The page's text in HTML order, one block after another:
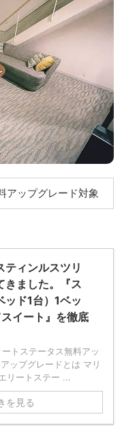
アップグレード対象
ティンルスツリ
きました。『ス
ッド1台）1ベッ
イート』を徹底
トステータス無料アッ
ップグレードとは マリ
リートステー ...
を見る